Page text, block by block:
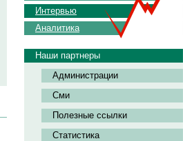
Интервью
Аналитика
Наши партнеры
Администрации
Сми
Полезные ссылки
Статистика